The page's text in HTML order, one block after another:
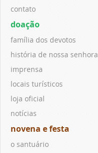
contato
doação
família dos devotos
história de nossa senhora
imprensa
locais turísticos
loja oficial
notícias
novena e festa
o santuário